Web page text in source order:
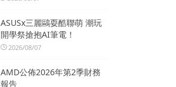
ASUSx三麗鷗耍酷聯萌 潮玩
開學祭搶抱AI筆電！
2026/08/07
AMD公佈2026年第2季財務
報告